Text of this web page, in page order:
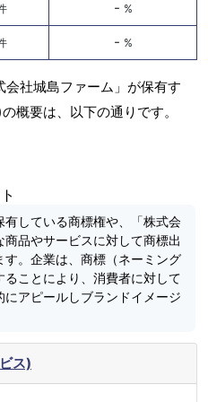
- %
- %
社城島ファーム」が保有す
概要は、以下の通りです。
有している商標権や、「株式会
品やサービスに対して商標出
。企業は、商標（ネーミング
ことにより、消費者に対して
アピールしブランドイメージ
ス)